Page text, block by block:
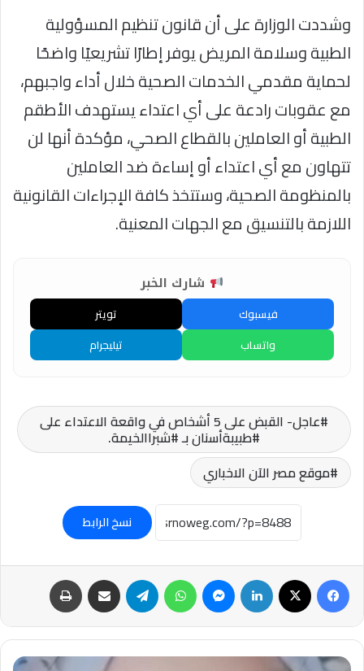
وشددت الوزارة على أن قانون تنظيم المسؤولية
الطبية وسلامة المريض يوفر إطارًا تشريعيًا واضحًا
لحماية مقدمي الخدمات الصحية خلال أداء واجبهم،
مع عقوبات رادعة على أي اعتداء يستهدف الأطقم
الطبية أو العاملين بالقطاع الصحي، مؤكدة أنها لن
تتهاون مع أي اعتداء أو إساءة ضد العاملين
بالمنظومة الصحية، وستتخذ كافة الإجراءات القانونية
اللازمة بالتنسيق مع الجهات المعنية.
شارك الخبر
فيسبوك
تويتر
واتساب
تيليجرام
عاجل- القبض على 5 أشخاص في واقعة الاعتداء على
#طبيبةأسنان بـ #شبراالخيمة.
موقع مصر الآن الاخباري
نسخ الرابط
فيسبوك لينكدإن ماسنجر واتساب تيلقرام مشاركة عبر البريد
تفاصيل